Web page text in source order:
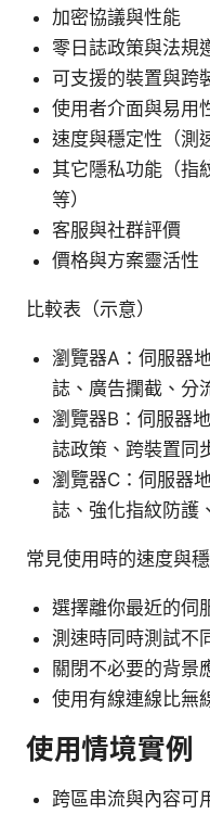
加密協議與性能
零日誌政策與法規
可支援的裝置與跨
使用者介面與易用
速度與穩定性（測
其它隱私功能（指
等）
客服與社群評價
價格與方案靈活性
比較表（示意）
瀏覽器A：伺服器
誌、廣告攔截、分
瀏覽器B：伺服器
誌政策、跨裝置同
瀏覽器C：伺服器
誌、強化指紋防護
常見使用時的速度與
選擇離你最近的伺
測速時同時測試不
關閉不必要的背景
使用有線連線比無
使用情境實例
跨區串流與內容可